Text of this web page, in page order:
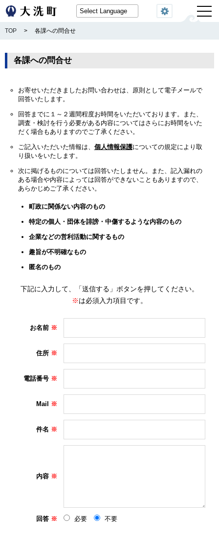
閲覧機能
TOP > 各課への問合せ
各課への問合せ
お寄せいただきましたお問い合わせは、原則として電子メールで
回答いたします。
回答までに１～２週間程度お時間をいただいております。また、
調査・検討を行う必要がある内容についてはさらにお時間をいた
だく場合もありますのでご了承ください。
ご記入いただいた情報は、 個人情報保護についての規定により取
り扱いをいたします。
次に掲げるものについては回答いたしません。また、記入漏れの
ある場合や内容によっては回答ができないこともありますので、
あらかじめご了承ください。
町政に関係ない内容のもの
特定の個人・団体を誹謗・中傷するような内容のもの
企業などの営利活動に関するもの
趣旨が不明確なもの
匿名のもの
下記に入力して、「送信する」ボタンを押してください。
※は必須入力項目です。
お名前
住所
電話番号
Mail
件名
内容
回答 必要 不要